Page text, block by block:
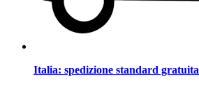
Italia: spedizione standard gratuita